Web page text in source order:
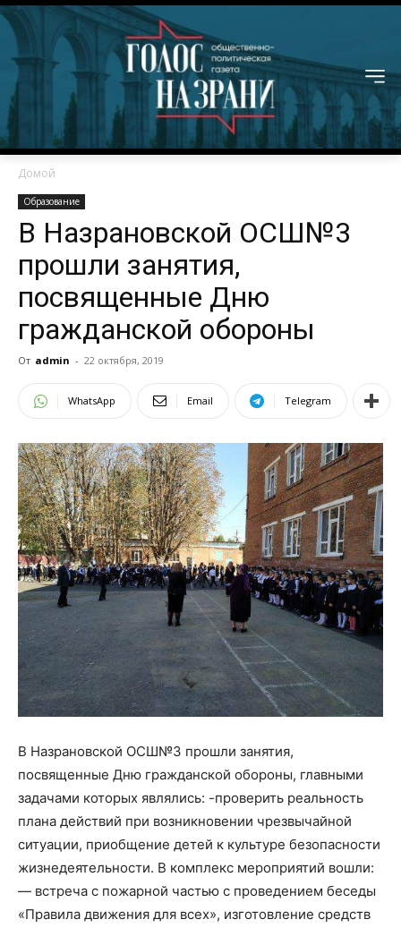
Домой
Образование
В Назрановской ОСШ№3
прошли занятия,
посвященные Дню
гражданской обороны
От admin - 22 октября, 2019
WhatsApp Email Telegram
В Назрановской ОСШ№3 прошли занятия,
посвященные Дню гражданской обороны, главными
задачами которых являлись: -проверить реальность
плана действий при возникновении чрезвычайной
ситуации, приобщение детей к культуре безопасности
жизнедеятельности. В комплекс мероприятий вошли:
— встреча с пожарной частью с проведением беседы
«Правила движения для всех», изготовление средств